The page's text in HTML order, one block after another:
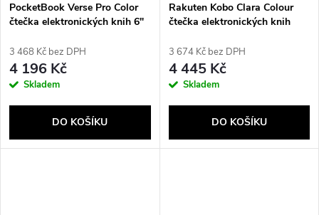
PocketBook Verse Pro Color
čtečka elektronických knih 6"
Stormy Sea (PB634K3-1-
WW)
3 468 Kč bez DPH
4 196 Kč
Skladem
DO KOŠÍKU
Rakuten Kobo Clara Colour
čtečka elektronických knih
Wi-Fi Černá
3 674 Kč bez DPH
4 445 Kč
Skladem
DO KOŠÍKU